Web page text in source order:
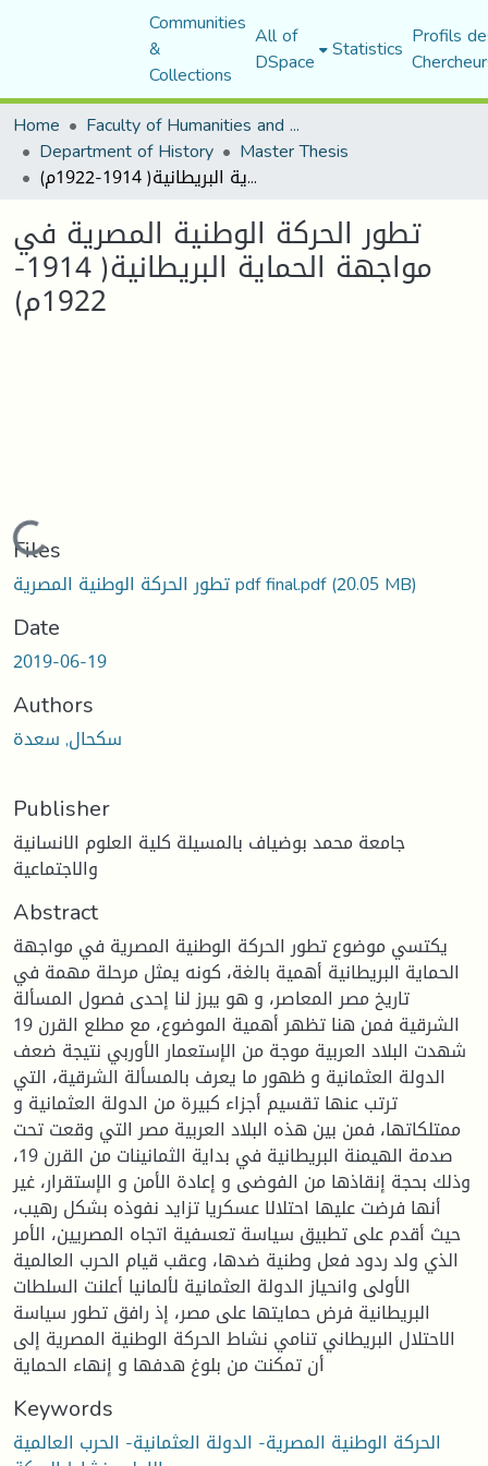
Communities
&
Collections
All of
DSpace Statistics Profils
Home
Faculty of Humanities and Social Sciences
Department of History Master Thesis
تطور الحركة الوطنية المصرية في مواجهة الحماية البريطانية( 1914-1922م)
تطور الحركة الوطنية المصرية في
مواجهة الحماية البريطانية( 1914-
1922م)
Loading...
Files
تطور الحركة الوطنية المصرية pdf final.pdf(20.05 MB)
Date
2019-06-19
Authors
سكحال, سعدة
Publisher
جامعة محمد بوضياف بالمسيلة كلية العلوم الانسانية
والاجتماعية
Abstract
يكتسي موضوع تطور الحركة الوطنية المصرية في مواجهة
الحماية البريطانية أهمية بالغة، كونه يمثل مرحلة مهمة في
تاريخ مصر المعاصر، و هو يبرز لنا إحدى فصول المسألة
الشرقية فمن هنا تظهر أهمية الموضوع، مع مطلع القرن 19
شهدت البلاد العربية موجة من الإستعمار الأوربي نتيجة ضعف
الدولة العثمانية و ظهور ما يعرف بالمسألة الشرقية، التي
ترتب عنها تقسيم أجزاء كبيرة من الدولة العثمانية و
ممتلكاتها، فمن بين هذه البلاد العربية مصر التي وقعت تحت
صدمة الهيمنة البريطانية في بداية الثمانينات من القرن 19،
وذلك بحجة إنقاذها من الفوضى و إعادة الأمن و الإستقرار، غير
أنها فرضت عليها احتلالا عسكريا تزايد نفوذه بشكل رهيب،
حيث أقدم على تطبيق سياسة تعسفية اتجاه المصريين، الأمر
الذي ولد ردود فعل وطنية ضدها، وعقب قيام الحرب العالمية
الأولى وانحياز الدولة العثمانية لألمانيا أعلنت السلطات
البريطانية فرض حمايتها على مصر، إذ رافق تطور سياسة
الاحتلال البريطاني تنامي نشاط الحركة الوطنية المصرية إلى
أن تمكنت من بلوغ هدفها و إنهاء الحماية
Keywords
الحركة الوطنية المصرية- الدولة العثمانية- الحرب العالمية